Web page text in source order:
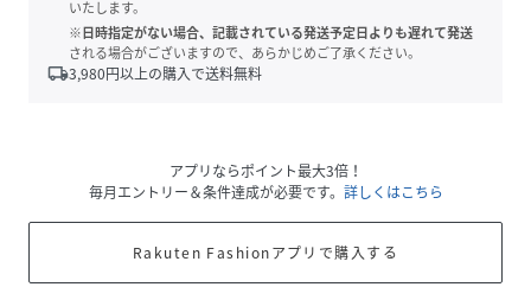
いたします。
※日時指定がない場合、記載されている発送予定日よりも遅れて発送
される場合がございますので、あらかじめご了承ください。
local_shipping3,980円以上の購入で送料無料
アプリならポイント最大3倍！
毎月エントリー＆条件達成が必要です。 詳しくはこちら
Rakuten Fashionアプリで購入する